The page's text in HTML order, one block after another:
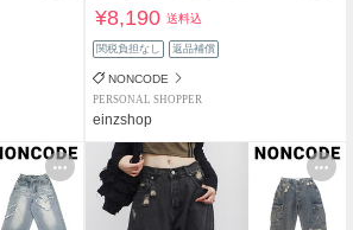
¥8,190送料込
関税負担なし 返品補償
NONCODE
PERSONAL SHOPPER
einzshop